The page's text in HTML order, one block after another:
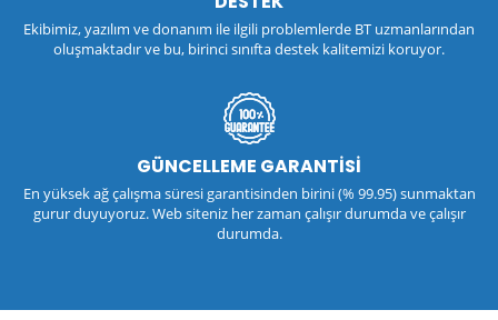
Ekibimiz, yazılım ve donanım ile ilgili problemlerde BT uzmanlarından
oluşmaktadır ve bu, birinci sınıfta destek kalitemizi koruyor.
GÜNCELLEME GARANTİSİ
En yüksek ağ çalışma süresi garantisinden birini (% 99.95) sunmaktan
gurur duyuyoruz. Web siteniz her zaman çalışır durumda ve çalışır
durumda.